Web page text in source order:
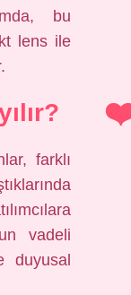
bu
lens ile
farklı
vadeli
duyusal